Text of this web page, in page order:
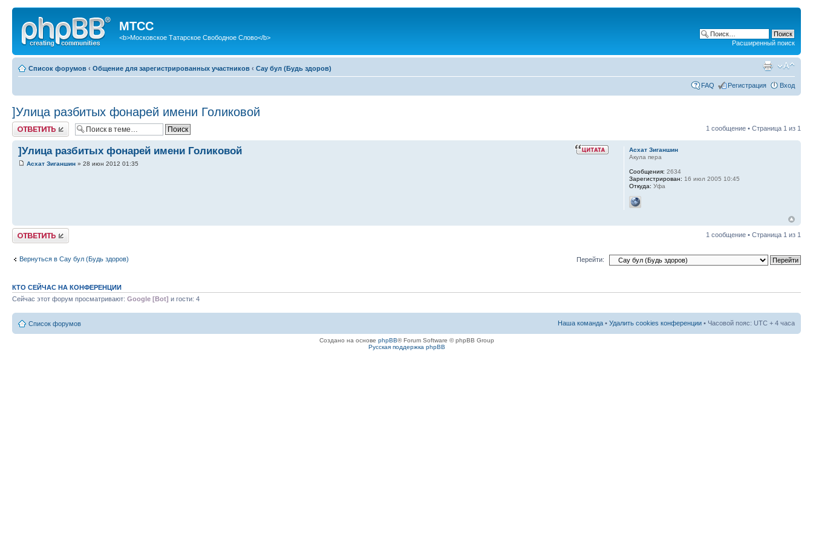
МТСС
<b>Московское Татарское Свободное Слово</b>
Расширенный поиск
Список форумов ‹ Общение для зарегистрированных участников ‹ Сау бул (Будь здоров)
FAQ Регистрация Вход
]Улица разбитых фонарей имени Голиковой
Ответить 1 сообщение • Страница 1 из 1
]Улица разбитых фонарей имени Голиковой
Асхат Зиганшин » 28 июн 2012 01:35
Асхат Зиганшин
Акула пера
Сообщения: 2634
Зарегистрирован: 16 июл 2005 10:45
Откуда: Уфа
Ответить 1 сообщение • Страница 1 из 1
Вернуться в Сау бул (Будь здоров) Перейти:
КТО СЕЙЧАС НА КОНФЕРЕНЦИИ
Сейчас этот форум просматривают: Google [Bot] и гости: 4
Список форумов Наша команда • Удалить cookies конференции • Часовой пояс: UTC + 4 часа
Создано на основе phpBB® Forum Software © phpBB Group
Русская поддержка phpBB